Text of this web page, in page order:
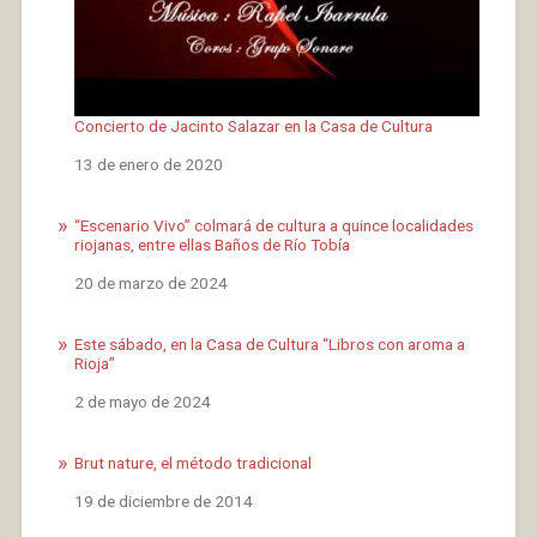
Concierto de Jacinto Salazar en la Casa de Cultura
Fecha
13 de enero de 2020
“Escenario Vivo” colmará de cultura a quince localidades
riojanas, entre ellas Baños de Río Tobía
Fecha
20 de marzo de 2024
Este sábado, en la Casa de Cultura “Libros con aroma a
Rioja”
Fecha
2 de mayo de 2024
Brut nature, el método tradicional
Fecha
19 de diciembre de 2014